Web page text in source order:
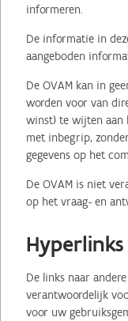
informeren.
De informatie in
aangeboden
De OVAM kan in
worden voor van
winst) te wijten aan
met inbegrip,
gegevens op het
De OVAM is niet
op het vraag- en
De links naar
verantwoordelijk
voor uw